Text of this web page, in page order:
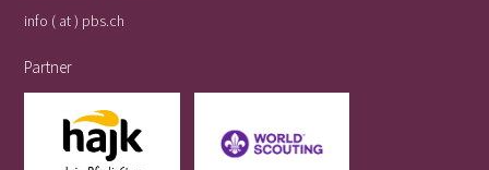
info ( at ) pbs.ch
Partner